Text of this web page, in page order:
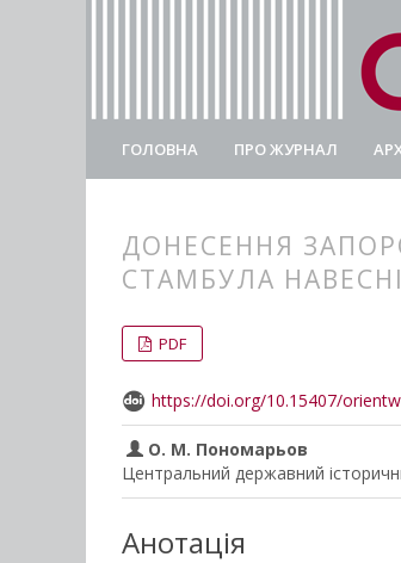
ГОЛОВНА ПРО ЖУРНАЛ
ДОНЕСЕННЯ
СТАМБУЛА
PDF
https://doi.org/10.15407/
О. М. Пономарьов
Центральний державний
Анотація